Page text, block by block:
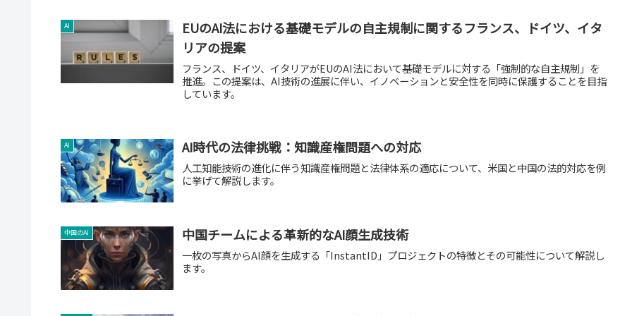
AI
EUのAI法における基礎モデルの自主規制に関するフランス、ドイツ、イタ
リアの提案
フランス、ドイツ、イタリアがEUのAI法において基礎モデルに対する「強制的な自主規制」を
推進。この提案は、AI技術の進展に伴い、イノベーションと安全性を同時に保護することを目指
しています。
AI AI時代の法律挑戦：知識産権問題への対応
人工知能技術の進化に伴う知識産権問題と法律体系の適応について、米国と中国の法的対応を例
に挙げて解説します。
中国のAI 中国チームによる革新的なAI顔生成技術
一枚の写真からAI顔を生成する「InstantID」プロジェクトの特徴とその可能性について解説し
ます。